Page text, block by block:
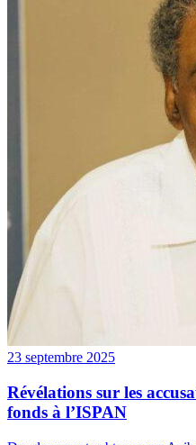
23 septembre 2025
Révélations sur les
fonds à l’ISPAN